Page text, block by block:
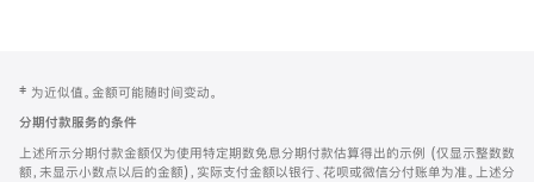
页
页
脚
注
‡ 为近似值。金额可能随时间变动。
分期付款服务的条件
上述所示分期付款金额仅为使用特定期数免息分期付款估算得出的示例 (仅显示整数数
额，未显示小数点以后的金额)，实际支付金额以银行、花呗或微信分付账单为准。上述分